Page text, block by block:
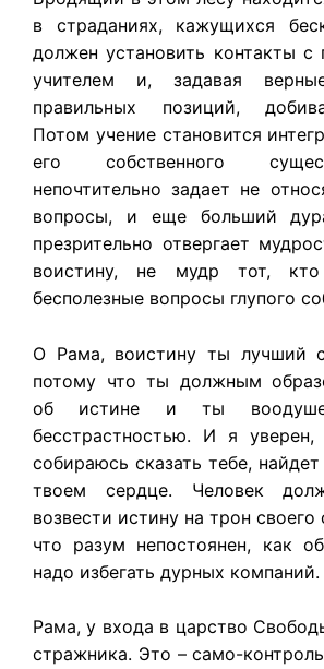
в страданиях, кажущихся
должен установить контакты с
учителем и, задавая
правильных позиций,
Потом учение становится
его собственного
непочтительно задает не
вопросы, и еще больший
презрительно отвергает
воистину, не мудр тот,
бесполезные вопросы глупого
О Рама, воистину ты лучший
потому что ты должным
об истине и ты
бесстрастностью. И я
собираюсь сказать тебе,
твоем сердце. Человек
возвести истину на трон
что разум непостоянен, как
надо избегать дурных компаний.
Рама, у входа в царство
стражника. Это – само-